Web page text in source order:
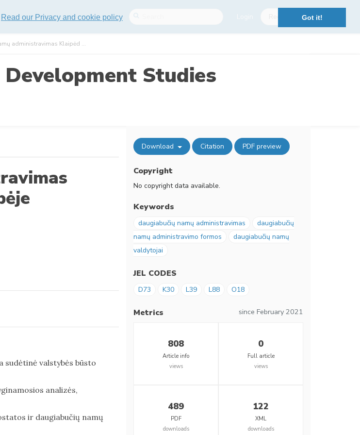
Read our Privacy and cookie policy Got it!
administravimas Klaipėd ...
Studies
sudėtinė valstybės būsto
analizės,
ir daugiabučių namų
Download Citation PDF preview
Copyright
No copyright data available.
Keywords
daugiabučių namų administravimas
daugiabučių
namų administravimo formos
daugiabučių namų
valdytojai
JEL CODES
D73 K30 L39 L88 O18
Metrics since February 2021
808
Article info
views
0
Full article
views
489
PDF
downloads
122
XML
downloads